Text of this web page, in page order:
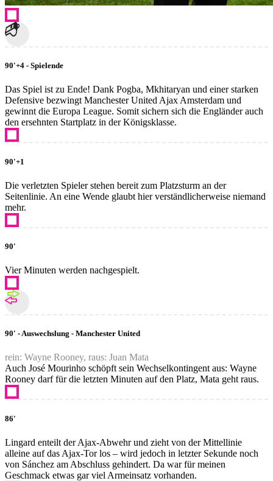
90'+4 - Spielende
Das Spiel ist zu Ende! Dank Pogba, Mkhitaryan und einer starken
Defensive bezwingt Manchester United Ajax Amsterdam und
gewinnt die Europa League. Somit sichern sich die Engländer auch
den ersehnten Startplatz in der Königsklasse.
90'+1
Die verletzten Spieler stehen bereit zum Platzsturm an der
Seitenlinie. An eine Wende glaubt hier verständlicherweise niemand
mehr.
90'
Vier Minuten werden nachgespielt.
90' - Auswechslung - Manchester United
rein: Wayne Rooney, raus: Juan Mata
Auch José Mourinho schöpft sein Wechselkontingent aus: Wayne
Rooney darf für die letzten Minuten auf den Platz, Mata geht raus.
86'
Lingard enteilt der Ajax-Abwehr und zieht von der Mittellinie
alleine auf das Ajax-Tor los – wird jedoch in letzter Sekunde noch
von Sánchez am Abschluss gehindert. Da war für meinen
Geschmack etwas gar viel Armeinsatz vorhanden.